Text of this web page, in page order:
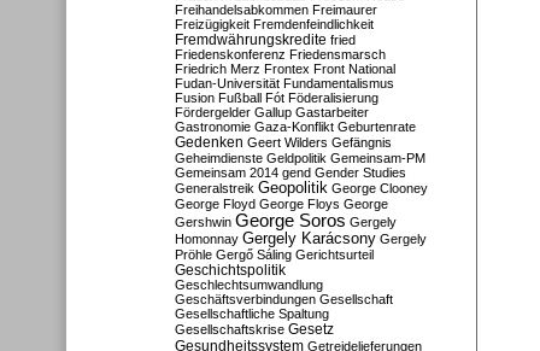
Freihandelsabkommen Freimaurer
Freizügigkeit Fremdenfeindlichkeit
Fremdwährungskredite fried
Friedenskonferenz Friedensmarsch
Friedrich Merz Frontex Front National
Fudan-Universität Fundamentalismus
Fusion Fußball Fót Föderalisierung
Fördergelder Gallup Gastarbeiter
Gastronomie Gaza-Konflikt Geburtenrate
Gedenken Geert Wilders Gefängnis
Geheimdienste Geldpolitik Gemeinsam-PM
Gemeinsam 2014 gend Gender Studies
Generalstreik Geopolitik George Clooney
George Floyd George Floys George
Gershwin George Soros Gergely
Homonnay Gergely Karácsony Gergely
Pröhle Gergő Sáling Gerichtsurteil
Geschichtspolitik
Geschlechtsumwandlung
Geschäftsverbindungen Gesellschaft
Gesellschaftliche Spaltung
Gesellschaftskrise Gesetz
Gesundheitssystem Getreidelieferungen